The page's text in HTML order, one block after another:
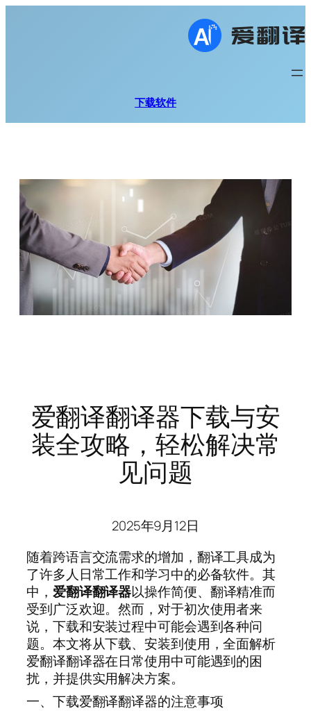
下载软件
爱翻译翻译器下载与安
装全攻略，轻松解决常
见问题
2025年9月12日
随着跨语言交流需求的增加，翻译工具成为
了许多人日常工作和学习中的必备软件。其
中， 爱翻译翻译器以操作简便、翻译精准而
受到广泛欢迎。然而，对于初次使用者来
说，下载和安装过程中可能会遇到各种问
题。本文将从下载、安装到使用，全面解析
爱翻译翻译器在日常使用中可能遇到的困
扰，并提供实用解决方案。
一、下载爱翻译翻译器的注意事项